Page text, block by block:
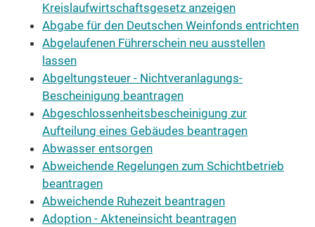
Kreislaufwirtschaftsgesetz anzeigen
Abgabe für den Deutschen Weinfonds entrichten
Abgelaufenen Führerschein neu ausstellen
lassen
Abgeltungsteuer - Nichtveranlagungs-
Bescheinigung beantragen
Abgeschlossenheitsbescheinigung zur
Aufteilung eines Gebäudes beantragen
Abwasser entsorgen
Abweichende Regelungen zum Schichtbetrieb
beantragen
Abweichende Ruhezeit beantragen
Adoption - Akteneinsicht beantragen